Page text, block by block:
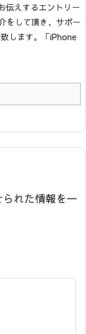
伝えするエントリー
をして頂き、サポー
します。「iPhone
れた情報を一